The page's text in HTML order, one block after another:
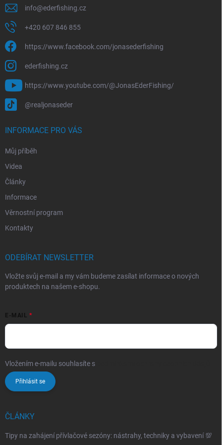
info@ederfishing.cz
+420 607 846 855
https://www.facebook.com/jonasederfishing
ederfishing.cz
https://www.youtube.com/@JonasEderFishing/
@realjonaseder
INFORMACE PRO VÁS
Můj příběh
Videa
Články
Informace
Věrnostní program
Kontakty
ODEBÍRAT NEWSLETTER
Vložte svůj e-mail a my vám budeme zasílat informace o nových
produktech na našem e-shopu.
E-MAIL
Vložením e-mailu souhlasíte s
Přihlásit se
ČLÁNKY
Tipy na zahájení přívlačové sezóny: nástrahy, techniky a vybavení 💯